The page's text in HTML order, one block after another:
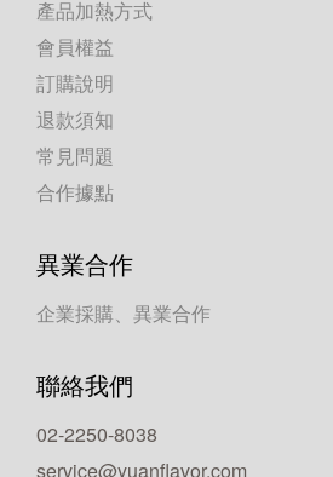
產品加熱方式
會員權益
訂購說明
退款須知
常見問題
合作據點
異業合作
企業採購、異業合作
聯絡我們
02-2250-8038
service@yuanflavor.com